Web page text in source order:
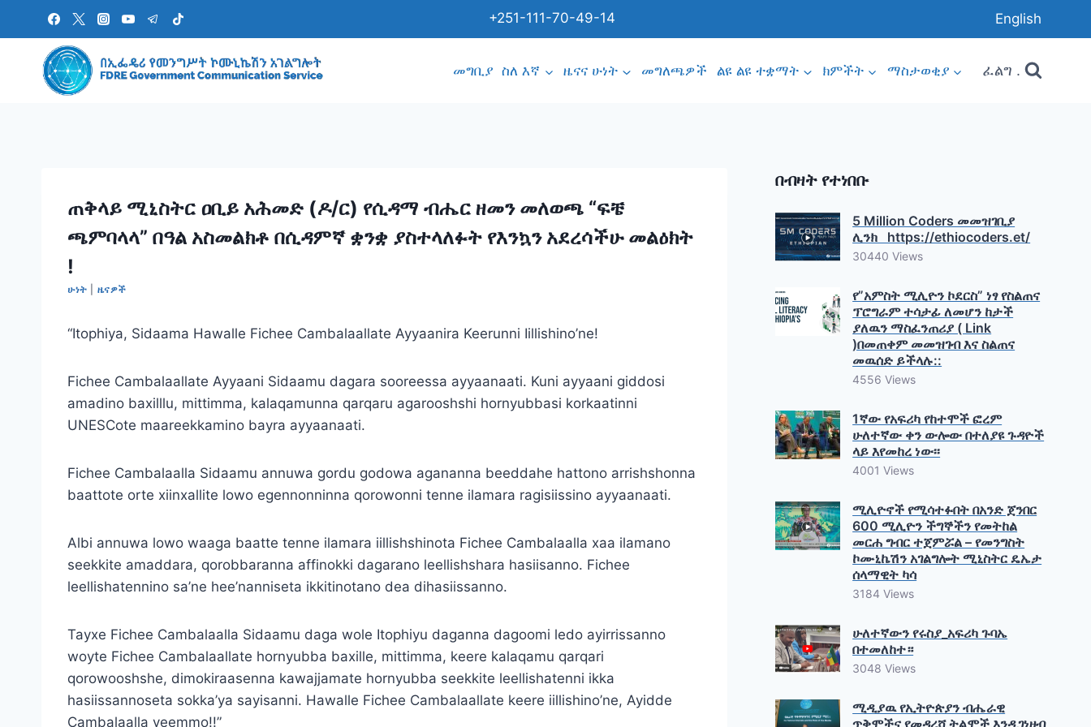
content
+251-111-70-49-14 English
መግቢያ ስለ እኛ ዜናና ሁነት መግለጫዎች ልዩ ልዩ ተቋማት ክምችት ማስታወቂያ ፈልግ .
ጠቅላይ ሚኒስትር ዐቢይ አሕመድ (ዶ/ር) የሲዳማ ብሔር ዘመን መለወጫ “ፍቼ
ጫምባላላ” በዓል አስመልክቶ በሲዳምኛ ቋንቋ ያስተላለፉት የእንኳን አደረሳችሁ መልዕክት
!
ሁነት ዜናዎች
“Itophiya, Sidaama Hawalle Fichee Cambalaallate Ayyaanira Keerunni Iillishino’ne!
Fichee Cambalaallate Ayyaani Sidaamu dagara sooreessa ayyaanaati. Kuni ayyaani giddosi
amadino baxilllu, mittimma, kalaqamunna qarqaru agarooshshi hornyubbasi korkaatinni
UNESCote maareekkamino bayra ayyaanaati.
Fichee Cambalaalla Sidaamu annuwa gordu godowa agananna beeddahe hattono arrishshonna
baattote orte xiinxallite lowo egennonninna qorowonni tenne ilamara ragisiissino ayyaanaati.
Albi annuwa lowo waaga baatte tenne ilamara iillishshinota Fichee Cambalaalla xaa ilamano
seekkite amaddara, qorobbaranna affinokki dagarano leellishshara hasiisanno. Fichee
leellishatennino sa’ne hee’nanniseta ikkitinotano dea dihasiissanno.
Tayxe Fichee Cambalaalla Sidaamu daga wole Itophiyu daganna dagoomi ledo ayirrissanno
woyte Fichee Cambalaallate hornyubba baxille, mittimma, keere kalaqamu qarqari
qorowooshshe, dimokiraasenna kawajjamate hornyubba seekkite leellishatenni ikka
hasiissannoseta sokka’ya sayisanni. Hawalle Fichee Cambalaallate keere iillishino’ne, Ayidde
Cambalaalla yeemmo!!”
በብዛት የተነበቡ
5 Million Coders መመዝገቢያ
ሊንክ https://ethiocoders.et/
30440 Views
የ”አምስት ሚሊዮን ኮደርስ” ነፃ የስልጠና
ፕሮግራም ተሳታፊ ለመሆን ከታች
ያለዉን ማስፈንጠሪያ ( Link
)በመጠቀም መመዝገብ እና ስልጠና
መዉሰድ ይችላሉ::
4556 Views
1ኛው የአፍሪካ የከተሞች ፎረም
ሁለተኛው ቀን ውሎው በተለያዩ ጉዳዮች
ላይ እየመከረ ነው፡፡
4001 Views
ሚሊዮኖች የሚሳተፉበት በአንድ ጀንበር
600 ሚሊዮን ችግኞችን የመትከል
መርሐ ግብር ተጀምሯል – የመንግስት
ኮሙኒኬሽን አገልግሎት ሚኒስትር ዴኤታ
ሰላማዊት ካሳ
3184 Views
ሁለተኛውን የሩስያ_አፍሪካ ጉባኤ
በተመለከተ።
3048 Views
ሚዲያዉ የኢትዮጵያን ብሔራዊ
ጥቅሞችና የመዳረሻ ትልሞች እንዲገነዘብ